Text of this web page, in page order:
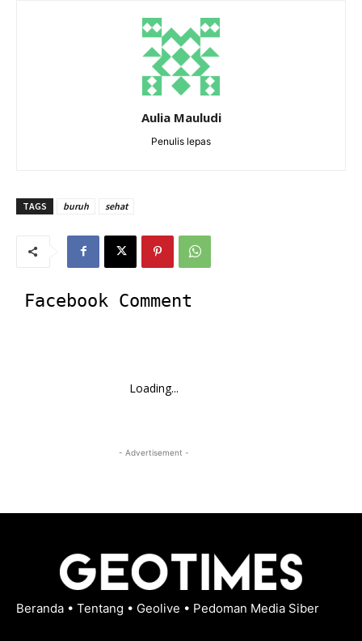
Aulia Mauludi
Penulis lepas
TAGS buruh sehat
Facebook Comment
Loading...
- Advertisement -
Beranda • Tentang • Geolive • Pedoman Media Siber